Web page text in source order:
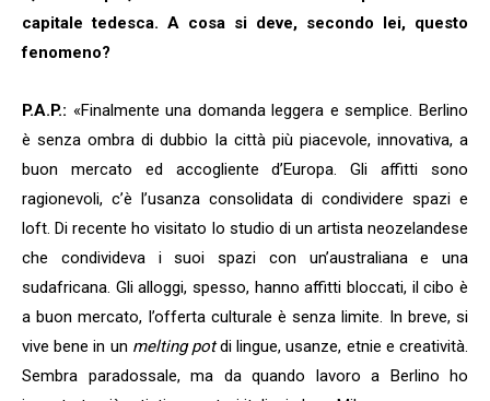
capitale tedesca. A cosa si deve, secondo lei, questo
fenomeno?
P.A.P.: «Finalmente una domanda leggera e semplice. Berlino
è senza ombra di dubbio la città più piacevole, innovativa, a
buon mercato ed accogliente d’Europa. Gli affitti sono
ragionevoli, c’è l’usanza consolidata di condividere spazi e
loft. Di recente ho visitato lo studio di un artista neozelandese
che condivideva i suoi spazi con un’australiana e una
sudafricana. Gli alloggi, spesso, hanno affitti bloccati, il cibo è
a buon mercato, l’offerta culturale è senza limite. In breve, si
vive bene in un melting potdi lingue, usanze, etnie e creatività.
Sembra paradossale, ma da quando lavoro a Berlino ho